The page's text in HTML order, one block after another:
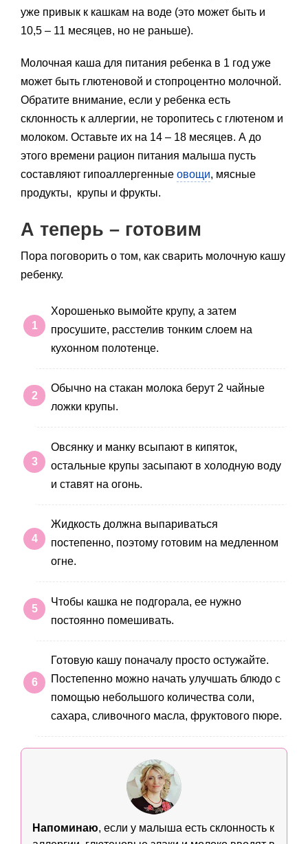
уже привык к кашкам на воде (это может быть и
10,5 – 11 месяцев, но не раньше).
Молочная каша для питания ребенка в 1 год уже
может быть глютеновой и стопроцентно молочной.
Обратите внимание, если у ребенка есть
склонность к аллергии, не торопитесь с глютеном и
молоком. Оставьте их на 14 – 18 месяцев. А до
этого времени рацион питания малыша пусть
составляют гипоаллергенные овощи, мясные
продукты, крупы и фрукты.
А теперь – готовим
Пора поговорить о том, как сварить молочную кашу
ребенку.
Хорошенько вымойте крупу, а затем
просушите, расстелив тонким слоем на
кухонном полотенце.
Обычно на стакан молока берут 2 чайные
ложки крупы.
Овсянку и манку всыпают в кипяток,
остальные крупы засыпают в холодную воду
и ставят на огонь.
Жидкость должна выпариваться
постепенно, поэтому готовим на медленном
огне.
Чтобы кашка не подгорала, ее нужно
постоянно помешивать.
Готовую кашу поначалу просто остужайте.
Постепенно можно начать улучшать блюдо с
помощью небольшого количества соли,
сахара, сливочного масла, фруктового пюре.
Напоминаю, если у малыша есть склонность к